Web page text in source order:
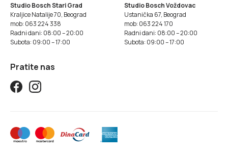
Studio Bosch Stari Grad
Kraljice Natalije 70, Beograd
mob: 063 224 338
Radni dani: 08:00 – 20:00
Subota: 09:00 – 17:00
Studio Bosch Voždovac
Ustanička 67, Beograd
mob: 063 224 170
Radni dani: 08:00 – 20:00
Subota: 09:00 – 17:00
Pratite nas